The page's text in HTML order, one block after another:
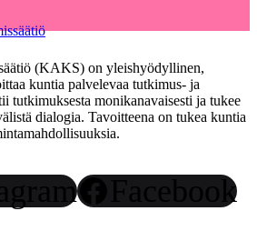
(KAKS) on yleishyödyllinen,
kuntia palvelevaa tutkimus- ja
tutkimuksesta monikanavaisesti ja tukee
dialogia. Tavoitteena on tukea kuntia
Facebook